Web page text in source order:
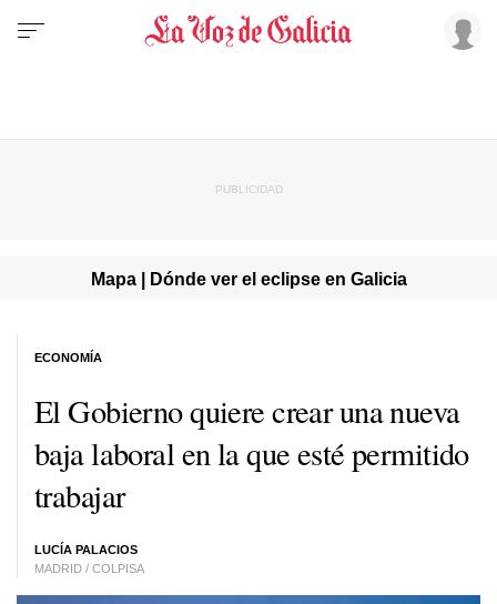
Mapa | Dónde ver el eclipse en Galicia
El Gobierno quiere crear una nueva
baja laboral en la que esté permitido
trabajar
LUCÍA PALACIOS
MADRID / COLPISA
ECONOMÍA